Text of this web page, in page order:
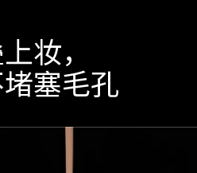
妆，
塞毛孔